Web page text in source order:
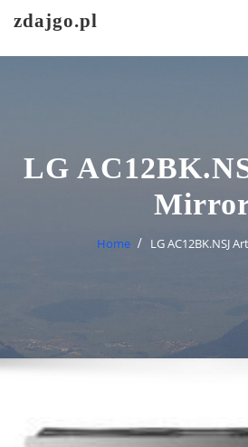
zdajgo.pl
LG
Home LG AC12BK.NSJ